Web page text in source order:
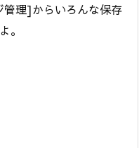
管理]からいろんな保存
。